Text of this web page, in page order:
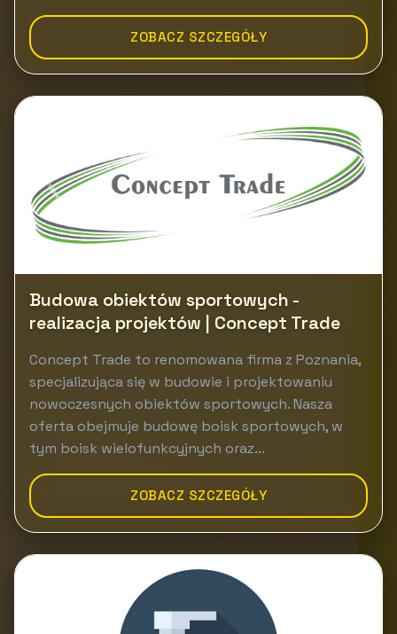
ZOBACZ SZCZEGÓŁY
Budowa obiektów sportowych -
realizacja projektów | Concept Trade
Concept Trade to renomowana firma z Poznania,
specjalizująca się w budowie i projektowaniu
nowoczesnych obiektów sportowych. Nasza
oferta obejmuje budowę boisk sportowych, w
tym boisk wielofunkcyjnych oraz...
ZOBACZ SZCZEGÓŁY